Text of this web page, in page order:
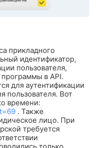
прикладного
идентификатор,
пользователя,
в API.
для аутентификации
пользователя. Вот
времени:
. Также
лицо. При
требуется